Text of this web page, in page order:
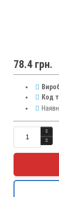
78.4 грн.
Код